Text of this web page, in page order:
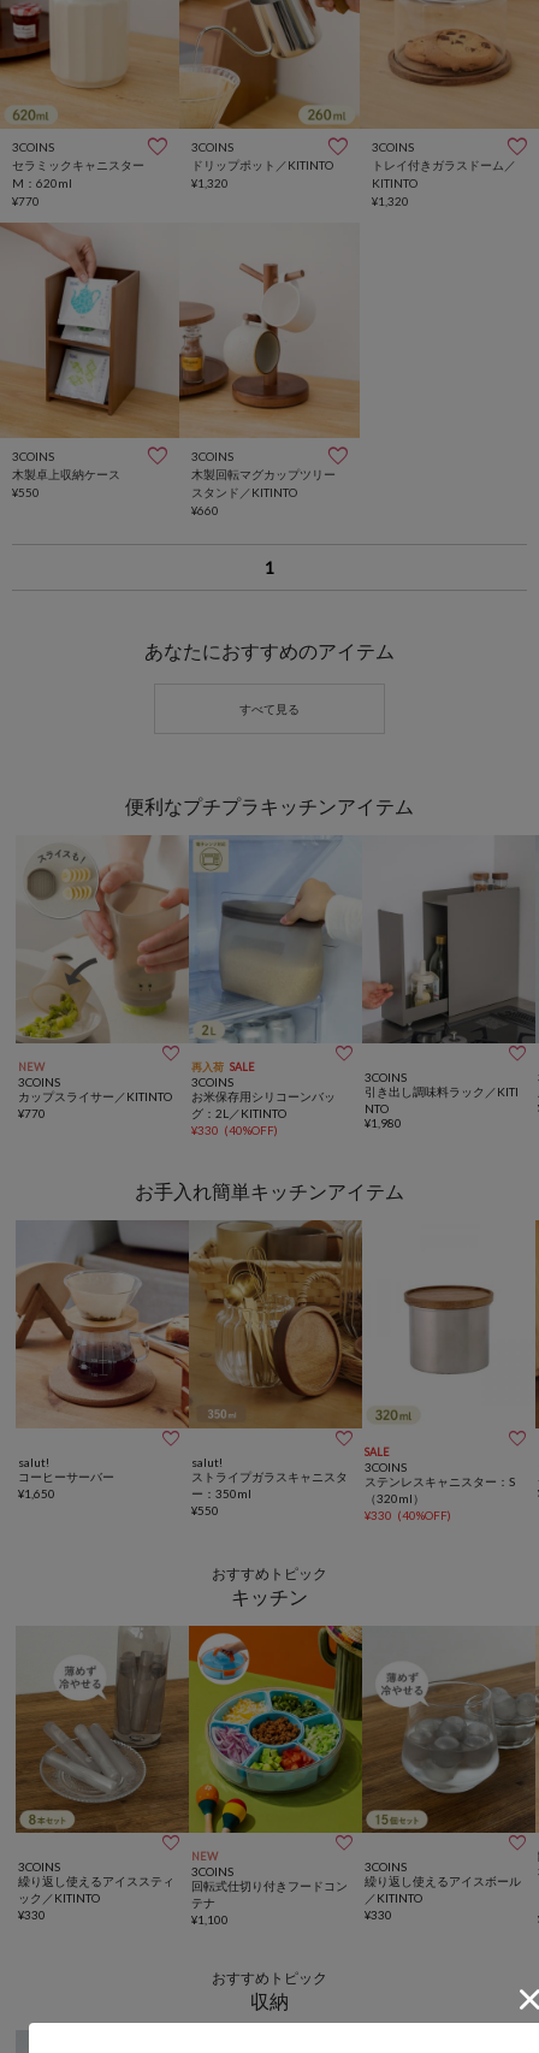
3COINS
セラミックキャニスター
M：620ml
¥770
3COINS
ドリップポット／KITINTO
¥1,320
3COINS
トレイ付きガラスドーム／
KITINTO
¥1,320
3COINS
木製卓上収納ケース
¥550
3COINS
木製回転マグカップツリー
スタンド／KITINTO
¥660
1
あなたにおすすめのアイテム
便利なプチプラキッチンアイテム
NEW 
3COINS
カップスライサー／KITINTO
¥770
再入荷 SALE 
3COINS
お米保存用シリコーンバッ
グ：2L／KITINTO
¥330 (40%OFF)

3COINS
引き出し調味料ラック／KITI
NTO
¥1,980
お手入れ簡単キッチンアイテム

salut!
コーヒーサーバー
¥1,650

salut!
ストライプガラスキャニスタ
ー：350ml
¥550
SALE 
3COINS
ステンレスキャニスター：S
（320ml）
¥330 (40%OFF)
おすすめトピック
キッチン

3COINS
繰り返し使えるアイススティ
ック／KITINTO
¥330
NEW 
3COINS
回転式仕切り付きフードコン
テナ
¥1,100

3COINS
繰り返し使えるアイスボール
／KITINTO
¥330
おすすめトピック
収納